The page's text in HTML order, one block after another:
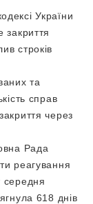
України
закриття
строків
та
справ
через
Рада
реагування
середня
618 днів